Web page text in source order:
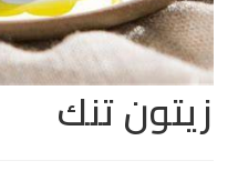
زيتون تنك